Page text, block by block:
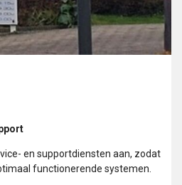
en supportdiensten aan, zodat
functionerende systemen.